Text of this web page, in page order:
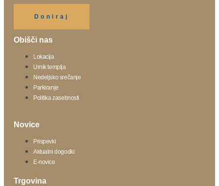
Doniraj
Obišči nas
Lokacija
Urnik templja
Nedeljsko srečanje
Parkiranje
Politika zasebnosti
Novice
Prispevki
Aktualni dogodki
E-novice
Trgovina